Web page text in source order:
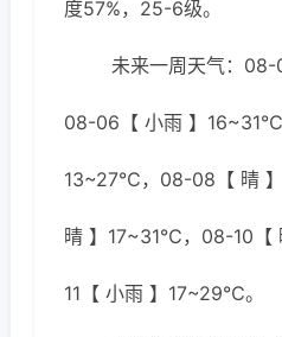
度57%，25-6级。
未来一周天气：
08-06【 小雨 】16~31℃
13~27℃，08-08【 晴
晴 】17~31℃，08-10
11【 小雨 】17~29℃。